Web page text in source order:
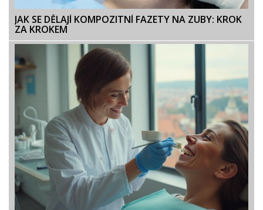
JAK SE DĚLAJÍ KOMPOZITNÍ FAZETY NA ZUBY: KROK
ZA KROKEM